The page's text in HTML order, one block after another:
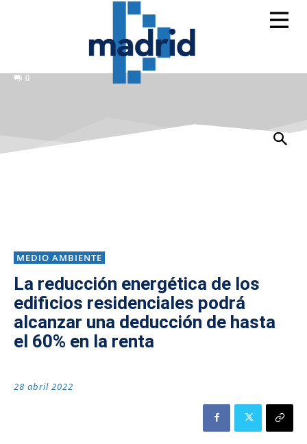
0
MEDIO AMBIENTE
La reducción energética de los
edificios residenciales podrá
alcanzar una deducción de hasta
el 60% en la renta
28 abril 2022